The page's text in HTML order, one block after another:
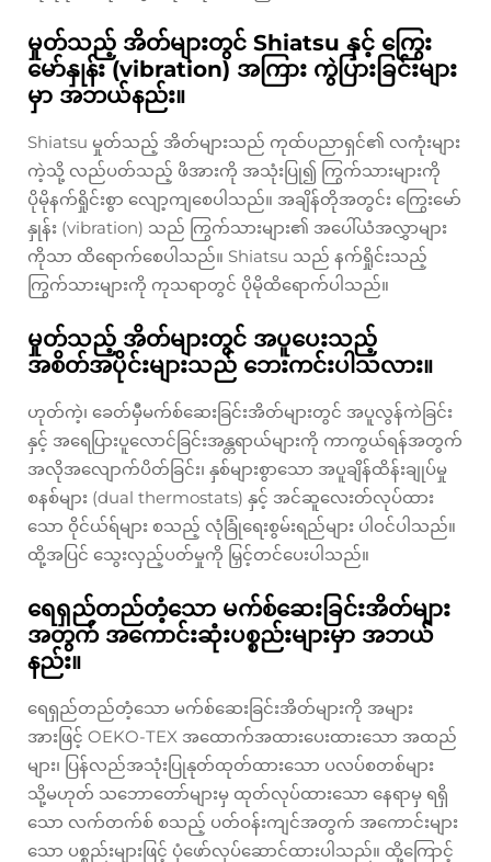
မှုတ်သည့် အိတ်များတွင် Shiatsu နှင့် ကြွေး
မော်နှုန်း (vibration) အကြား ကွဲပြားခြင်းများ
မှာ အဘယ်နည်း။
Shiatsu မှုတ်သည့် အိတ်များသည် ကုထ်ပညာရှင်၏ လကုံးများ
ကဲ့သို့ လည်ပတ်သည့် ဖိအားကို အသုံးပြု၍ ကြွက်သားများကို
ပိုမိုနက်ရှိုင်းစွာ လျော့ကျစေပါသည်။ အချိန်တိုအတွင်း ကြွေးမော်
နှုန်း (vibration) သည် ကြွက်သားများ၏ အပေါ်ယံအလွှာများ
ကိုသာ ထိရောက်စေပါသည်။ Shiatsu သည် နက်ရှိုင်းသည့်
ကြွက်သားများကို ကုသရာတွင် ပိုမိုထိရောက်ပါသည်။
မှုတ်သည့် အိတ်များတွင် အပူပေးသည့်
အစိတ်အပိုင်းများသည် ဘေးကင်းပါသလား။
ဟုတ်ကဲ့၊ ခေတ်မှီမက်စ်ဆေးခြင်းအိတ်များတွင် အပူလွန်ကဲခြင်း
နှင့် အရေပြားပူလောင်ခြင်းအန္တရာယ်များကို ကာကွယ်ရန်အတွက်
အလိုအလျောက်ပိတ်ခြင်း၊ နှစ်များစွာသော အပူချိန်ထိန်းချုပ်မှု
စနစ်များ (dual thermostats) နှင့် အင်ဆူလေးတ်လုပ်ထား
သော ဝိုင်ယ်ရ်များ စသည့် လုံခြုံရေးစွမ်းရည်များ ပါဝင်ပါသည်။
ထို့အပြင် သွေးလှည့်ပတ်မှုကို မြှင့်တင်ပေးပါသည်။
ရေရှည်တည်တံ့သော မက်စ်ဆေးခြင်းအိတ်များ
အတွက် အကောင်းဆုံးပစ္စည်းများမှာ အဘယ်
နည်း။
ရေရှည်တည်တံ့သော မက်စ်ဆေးခြင်းအိတ်များကို အများ
အားဖြင့် OEKO-TEX အထောက်အထားပေးထားသော အထည်
များ၊ ပြန်လည်အသုံးပြုနုတ်ထုတ်ထားသော ပလပ်စတစ်များ
သို့မဟုတ် သဘောတော်များမှ ထုတ်လုပ်ထားသော နေရာမှ ရရှိ
သော လက်တက်စ် စသည့် ပတ်ဝန်းကျင်အတွက် အကောင်းများ
သော ပစ္စည်းများဖြင့် ပုံဖော်လုပ်ဆောင်ထားပါသည်။ ထို့ကြောင့်